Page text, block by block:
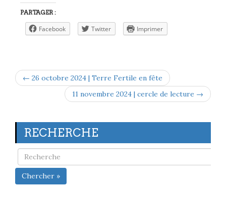
PARTAGER :
Facebook Twitter Imprimer
← 26 octobre 2024 | Terre Fertile en fête
11 novembre 2024 | cercle de lecture →
RECHERCHE
Chercher »